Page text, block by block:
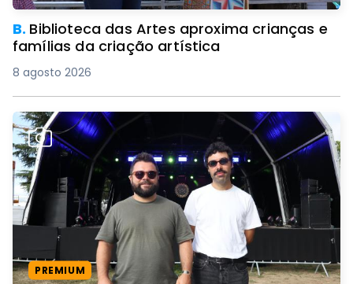
B. Biblioteca das Artes aproxima crianças e
famílias da criação artística
8 agosto 2026
PREMIUM